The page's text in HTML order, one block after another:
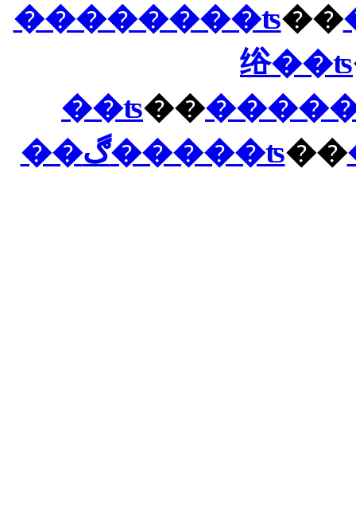
��������ʦ��
绤��ʦ
��ʦ��
��ڰ�����ʦ��